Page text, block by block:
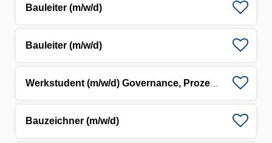
Bauleiter (m/w/d)
Bauleiter (m/w/d)
Bauzeichner (m/w/d)